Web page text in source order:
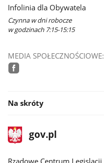
Infolinia dla Obywatela
Czynna w dni robocze
w godzinach 7:15-15:15
MEDIA SPOŁECZNOŚCIOWE:
Na skróty
stopka
gov.plStrona
gov.pl